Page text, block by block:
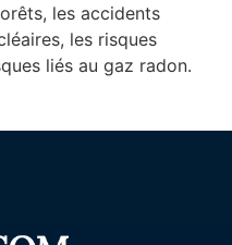
les accidents
les risques
liés au gaz radon.